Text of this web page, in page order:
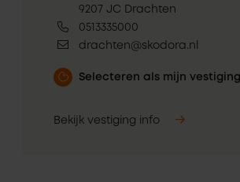
9207 JC Drachten
0513335000
drachten@skodora.nl
Selecteren als mijn vestiging
Bekijk vestiging info